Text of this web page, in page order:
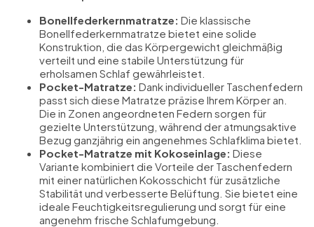
Bonellfederkernmatratze: Die klassische
Bonellfederkernmatratze bietet eine solide
Konstruktion, die das Körpergewicht gleichmäßig
verteilt und eine stabile Unterstützung für
erholsamen Schlaf gewährleistet.
Pocket-Matratze: Dank individueller Taschenfedern
passt sich diese Matratze präzise Ihrem Körper an.
Die in Zonen angeordneten Federn sorgen für
gezielte Unterstützung, während der atmungsaktive
Bezug ganzjährig ein angenehmes Schlafklima bietet.
Pocket-Matratze mit Kokoseinlage: Diese
Variante kombiniert die Vorteile der Taschenfedern
mit einer natürlichen Kokosschicht für zusätzliche
Stabilität und verbesserte Belüftung. Sie bietet eine
ideale Feuchtigkeitsregulierung und sorgt für eine
angenehm frische Schlafumgebung.